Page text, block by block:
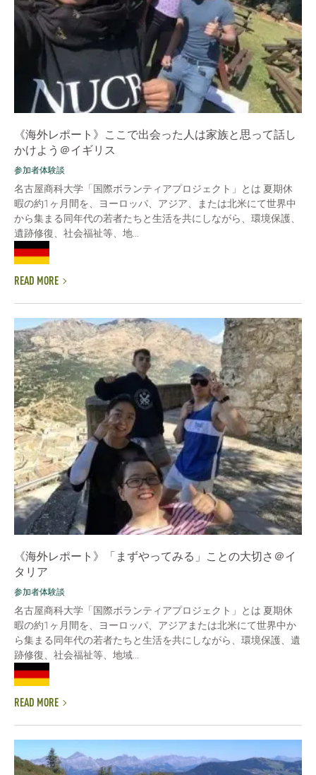
《海外レポート》ここで出会った人は家族と思って話し
かけよう＠イギリス
参加者体験談
名古屋商科大学「国際ボランティアプロジェクト」とは 夏期休
暇の約1ヶ月間を、ヨーロッパ、アジア、または北米にて世界中
から集まる同年代の若者たちと生活を共にしながら、環境保護、
遺跡修復、社会福祉等、地...
READ MORE
《海外レポート》「まずやってみる」ことの大切さ＠イ
タリア
参加者体験談
名古屋商科大学「国際ボランティアプロジェクト」とは 夏期休
暇の約1ヶ月間を、ヨーロッパ、アジアまたは北米にて世界中か
ら集まる同年代の若者たちと生活を共にしながら、環境保護、遺
跡修復、社会福祉等、地域...
READ MORE